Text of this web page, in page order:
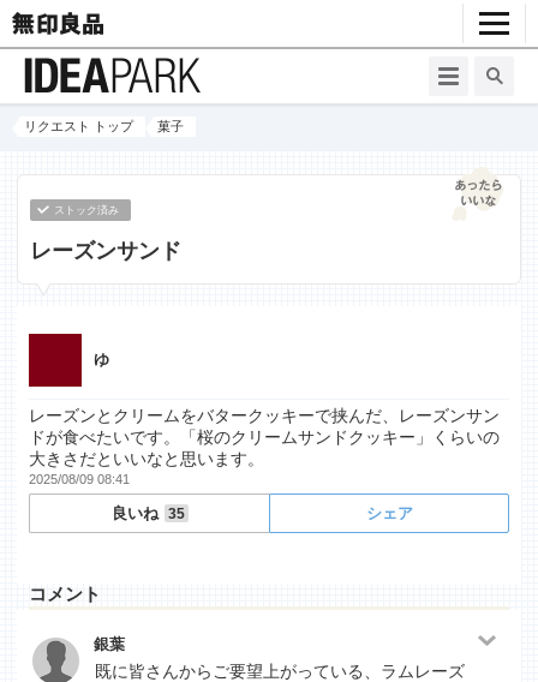
リクエスト トップ 菓子
ストック済み
レーズンサンド
ゆ
レーズンとクリームをバタークッキーで挟んだ、レーズンサン
ドが食べたいです。「桜のクリームサンドクッキー」くらいの
大きさだといいなと思います。
2025/08/09 08:41
良いね 35 シェア
コメント
銀葉
既に皆さんからご要望上がっている、ラムレーズ